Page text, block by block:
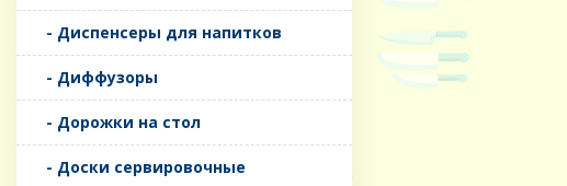
- Диспенсеры для напитков
- Диффузоры
- Дорожки на стол
- Доски сервировочные